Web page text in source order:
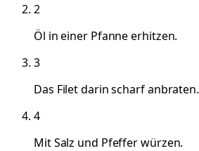
2
Öl in einer Pfanne erhitzen.
3
Das Filet darin scharf anbraten.
4
Mit Salz und Pfeffer würzen.